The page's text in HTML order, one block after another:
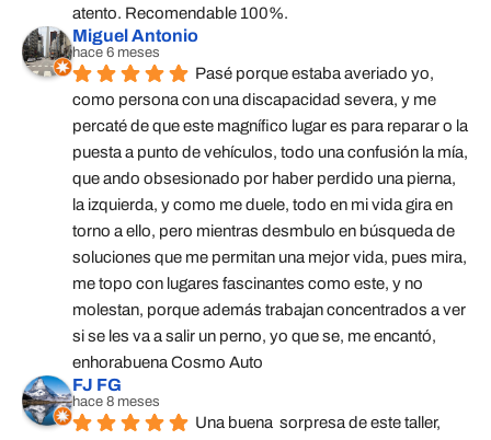
atento. Recomendable 100%.
Miguel Antonio
hace 6 meses
Pasé porque estaba averiado yo,
como persona con una discapacidad severa, y me
percaté de que este magnífico lugar es para reparar o la
puesta a punto de vehículos, todo una confusión la mía,
que ando obsesionado por haber perdido una pierna,
la izquierda, y como me duele, todo en mi vida gira en
torno a ello, pero mientras desmbulo en búsqueda de
soluciones que me permitan una mejor vida, pues mira,
me topo con lugares fascinantes como este, y no
molestan, porque además trabajan concentrados a ver
si se les va a salir un perno, yo que se, me encantó,
enhorabuena Cosmo Auto
FJ FG
hace 8 meses
Una buena  sorpresa de este taller,